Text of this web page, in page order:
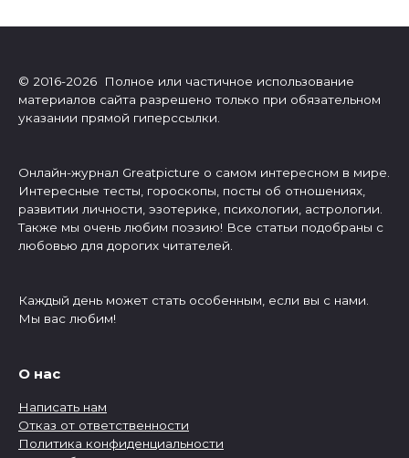
© 2016-2026 Полное или частичное использование
материалов сайта разрешено только при обязательном
указании прямой гиперссылки.
Онлайн-журнал Greatpicture о самом интересном в мире.
Интересные тесты, гороскопы, посты об отношениях,
развитии личности, эзотерике, психологии, астрологии.
Также мы очень любим поэзию! Все статьи подобраны с
любовью для дорогих читателей.
Каждый день может стать особенным, если вы с нами.
Мы вас любим!
О нас
Написать нам
Отказ от ответственности
Политика конфиденциальности